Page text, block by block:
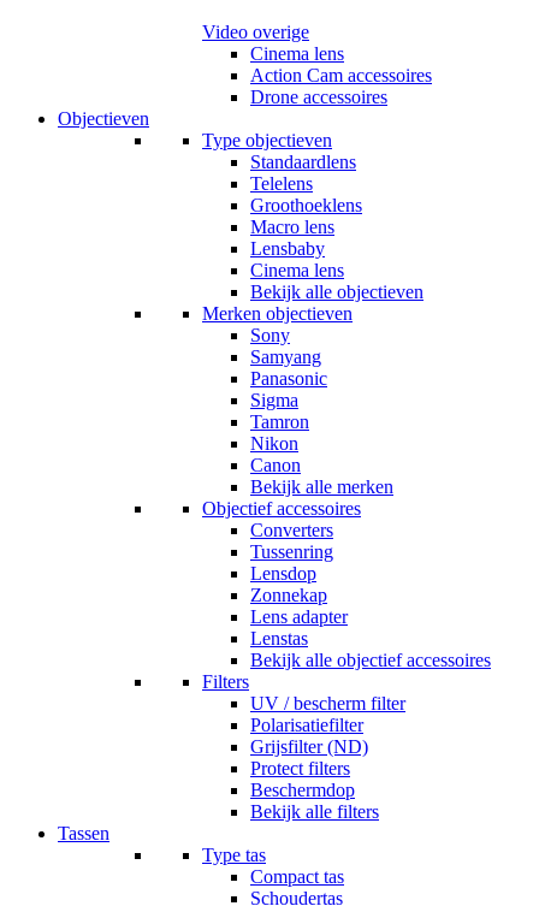
Video overige
Cinema lens
Action Cam accessoires
Drone accessoires
Objectieven
Type objectieven
Standaardlens
Telelens
Groothoeklens
Macro lens
Lensbaby
Cinema lens
Bekijk alle objectieven
Merken objectieven
Sony
Samyang
Panasonic
Sigma
Tamron
Nikon
Canon
Bekijk alle merken
Objectief accessoires
Converters
Tussenring
Lensdop
Zonnekap
Lens adapter
Lenstas
Bekijk alle objectief accessoires
Filters
UV / bescherm filter
Polarisatiefilter
Grijsfilter (ND)
Protect filters
Beschermdop
Bekijk alle filters
Tassen
Type tas
Compact tas
Schoudertas